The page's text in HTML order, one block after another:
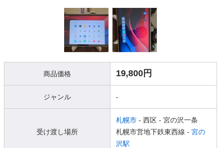
商品価格 19,800円
ジャンル -
受け渡し場所
札幌市 - 西区 - 宮の沢一条
札幌市営地下鉄東西線 - 宮の
沢駅